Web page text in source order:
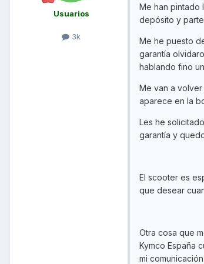
Usuarios
3k
Me han pintado
depósito y
Me he puesto
garantía
hablando fino
Me van a
aparece en la
Les he
garantía y
El scooter es
que desear
Otra cosa que
Kymco España
mi